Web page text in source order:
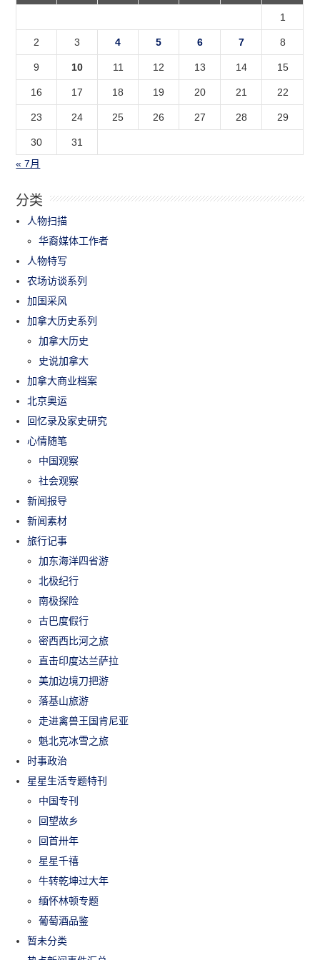
1
2 3 4 5 6 7 8
9 10 11 12 13 14 15
16 17 18 19 20 21 22
23 24 25 26 27 28 29
30
31
« 7月
分类
人物扫描
华裔媒体工作者
人物特写
农场访谈系列
加国采风
加拿大历史系列
加拿大历史
史说加拿大
加拿大商业档案
北京奥运
回忆录及家史研究
心情随笔
中国观察
社会观察
新闻报导
新闻素材
旅行记事
加东海洋四省游
北极纪行
南极探险
古巴度假行
密西西比河之旅
直击印度达兰萨拉
美加边境刀把游
落基山旅游
走进禽兽王国肯尼亚
魁北克冰雪之旅
时事政治
星星生活专题特刊
中国专刊
回望故乡
回首卅年
星星千禧
牛转乾坤过大年
缅怀林顿专题
葡萄酒品鉴
暂未分类